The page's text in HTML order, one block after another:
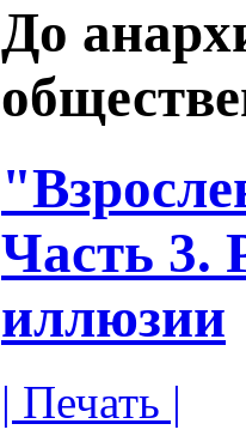
До
Часть 3.
иллюзии
| Печать |